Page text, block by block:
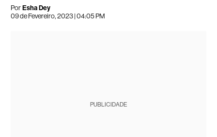
PorEsha Dey
09 de Fevereiro, 2023 | 04:05 PM
PUBLICIDADE